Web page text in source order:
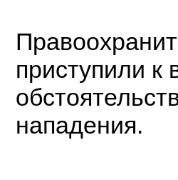
приступили к
нападения.